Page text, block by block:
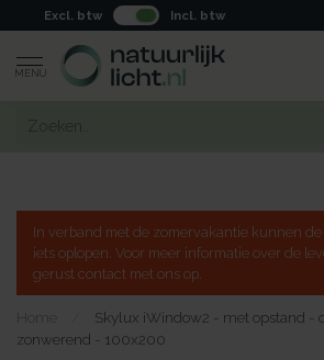
Excl. btw Incl. btw
MENU
In verband met de zomervakantie kunnen
iets oplopen. Voor meer informatie over de
gerust contact met ons op.
Home
Skylux iWindow2 - met opstand -
zonwerend - 100x200